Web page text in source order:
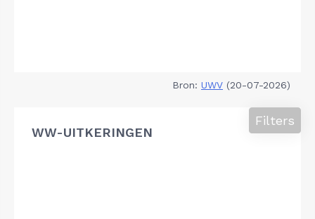
Bron: UWV (20-07-2026)
WW-UITKERINGEN
Filters